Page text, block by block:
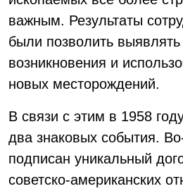
важным. Результаты
были позволить
возникновения и
новых месторождений.
В связи с этим в 1958
два знаковых события.
подписан уникальный
советско-американских